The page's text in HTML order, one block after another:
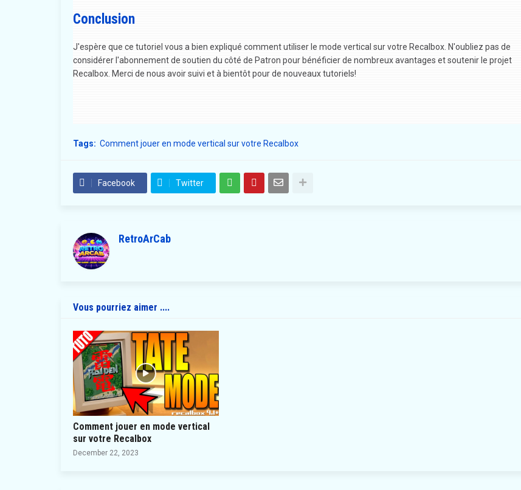
Conclusion
J'espère que ce tutoriel vous a bien expliqué comment utiliser le mode vertical sur votre Recalbox. N'oubliez pas de
considérer l'abonnement de soutien du côté de Patron pour bénéficier de nombreux avantages et soutenir le projet
Recalbox. Merci de nous avoir suivi et à bientôt pour de nouveaux tutoriels!
Tags: Comment jouer en mode vertical sur votre Recalbox
Facebook Twitter
RetroArCab
Vous pourriez aimer ....
Comment jouer en mode vertical
sur votre Recalbox
December 22, 2023